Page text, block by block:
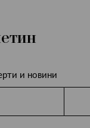
и новини